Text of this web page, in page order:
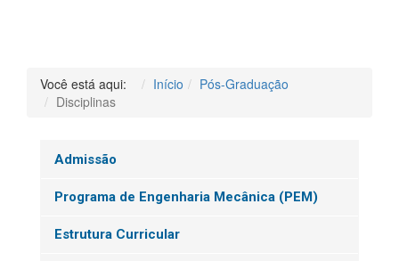
Você está aqui: Início
Pós-Graduação
Disciplinas
Admissão
Programa de Engenharia Mecânica (PEM)
Estrutura Curricular